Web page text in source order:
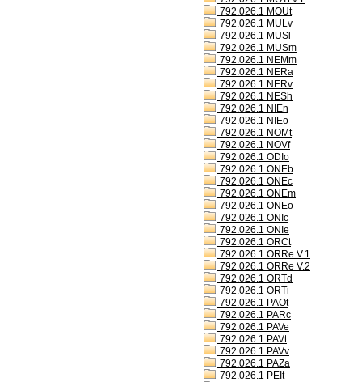
792.026.1 MOUt
792.026.1 MULv
792.026.1 MUSl
792.026.1 MUSm
792.026.1 NEMm
792.026.1 NERa
792.026.1 NERv
792.026.1 NESh
792.026.1 NIEn
792.026.1 NIEo
792.026.1 NOMt
792.026.1 NOVf
792.026.1 ODIo
792.026.1 ONEb
792.026.1 ONEc
792.026.1 ONEm
792.026.1 ONEo
792.026.1 ONIc
792.026.1 ONIe
792.026.1 ORCt
792.026.1 ORRe V.1
792.026.1 ORRe V.2
792.026.1 ORTd
792.026.1 ORTi
792.026.1 PAOt
792.026.1 PARc
792.026.1 PAVe
792.026.1 PAVt
792.026.1 PAVv
792.026.1 PAZa
792.026.1 PEIt